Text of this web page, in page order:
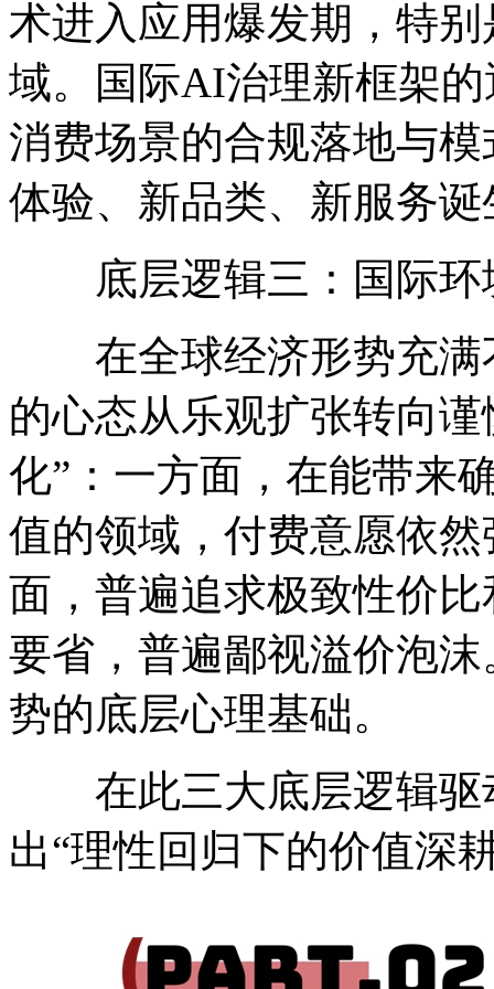
术进入应用爆发期，特
域。国际AI治理新框架
消费场景的合规落地与
体验、新品类、新服务
底层逻辑三：国际环
在全球经济形势充满
的心态从乐观扩张转向
化”：一方面，在能带来
值的领域，付费意愿依
面，普遍追求极致性价
要省，普遍鄙视溢价泡
势的底层心理基础。
在此三大底层逻辑驱
出“理性回归下的价值深